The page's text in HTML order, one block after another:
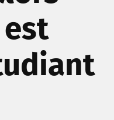
est